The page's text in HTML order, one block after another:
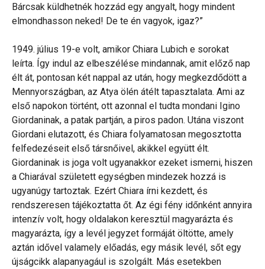
Bárcsak küldhetnék hozzád egy angyalt, hogy mindent
elmondhasson neked! De te én vagyok, igaz?”
1949. július 19-e volt, amikor Chiara Lubich e sorokat
leírta. Így indul az elbeszélése mindannak, amit előző nap
élt át, pontosan két nappal az után, hogy megkezdődött a
Mennyországban, az Atya ölén átélt tapasztalata. Ami az
első napokon történt, ott azonnal el tudta mondani Igino
Giordaninak, a patak partján, a piros padon. Utána viszont
Giordani elutazott, és Chiara folyamatosan megosztotta
felfedezéseit első társnőivel, akikkel együtt élt.
Giordaninak is joga volt ugyanakkor ezeket ismerni, hiszen
a Chiarával született egységben mindezek hozzá is
ugyanúgy tartoztak. Ezért Chiara írni kezdett, és
rendszeresen tájékoztatta őt. Az égi fény időnként annyira
intenzív volt, hogy oldalakon keresztül magyarázta és
magyarázta, így a levél jegyzet formáját öltötte, amely
aztán idővel valamely előadás, egy másik levél, sőt egy
újságcikk alapanyagául is szolgált. Más esetekben